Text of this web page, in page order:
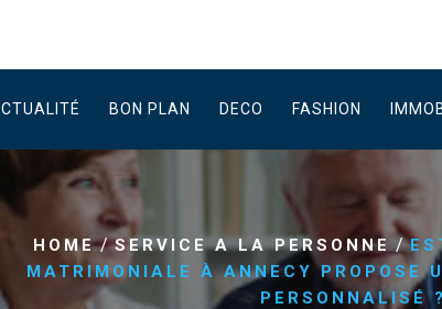
BON PLAN DECO FASHION
HOME/SERVICE A LA PERSONNE /
MATRIMONIALE À ANNECY PROPOSE
PERSONNALISÉ ?